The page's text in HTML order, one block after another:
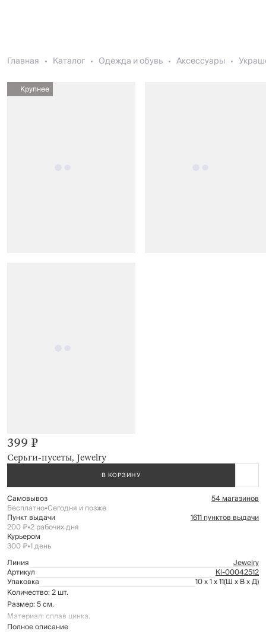
Главная Каталог Одежда и обувь Аксессуары
Крупнее
Серьги-пусеты, Jewelry
399 ₽
В КОРЗИНУ
Самовывоз 54 магазинов
Бесплатно•Сегодня и позже
Пункт выдачи 1611 пунктов выдачи
200 ₽•2 рабочих дня
Курьером
300 ₽•1 день
Линия
Jewelry
Артикул Kl-00042512
Упаковка 10 x 1 x 11(Ш x В x Д)
Количество: 2 шт.
Размер: 5 см.
Материал: сплав цинка.
Полное описание